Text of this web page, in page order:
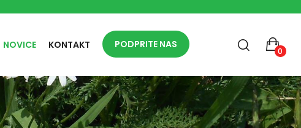
NOVICE KONTAKT PODPRITE NAS
0